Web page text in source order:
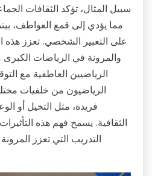
سبيل المثال، تؤكد الثقافات
مما يؤدي إلى قمع العواطف،
على التعبير الشخصي. تعزز هذه
والمرونة في الرياضات
الرياضيين العاطفية مع
الرياضيون من خلفيات
فريدة، مثل التخيل أو
الثقافية. يسمح فهم هذه
التدريب التي تعزز